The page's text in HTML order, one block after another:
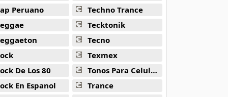
Peruano
De Los 80
En Espanol
Techno Trance
Tecktonik
Tecno
Texmex
Tonos Para Celulares
Trance